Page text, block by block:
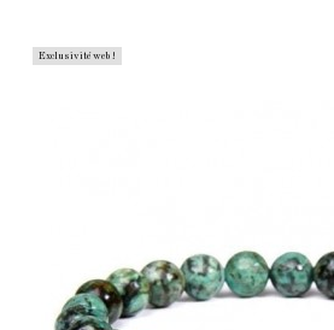
Exclusivité web !